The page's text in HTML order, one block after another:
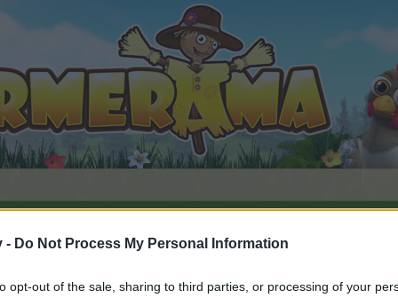
- Do Not Process My Personal Information
opt-out of the sale, sharing to third parties, or processing of your
gefällt